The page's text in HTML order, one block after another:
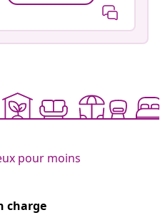
pour moins
charge